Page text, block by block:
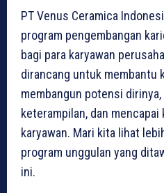
PT Venus Ceramica
program pengembangan
bagi para karyawan
dirancang untuk membantu
membangun potensi
keterampilan, dan
karyawan. Mari kita lihat
program unggulan yang
ini.